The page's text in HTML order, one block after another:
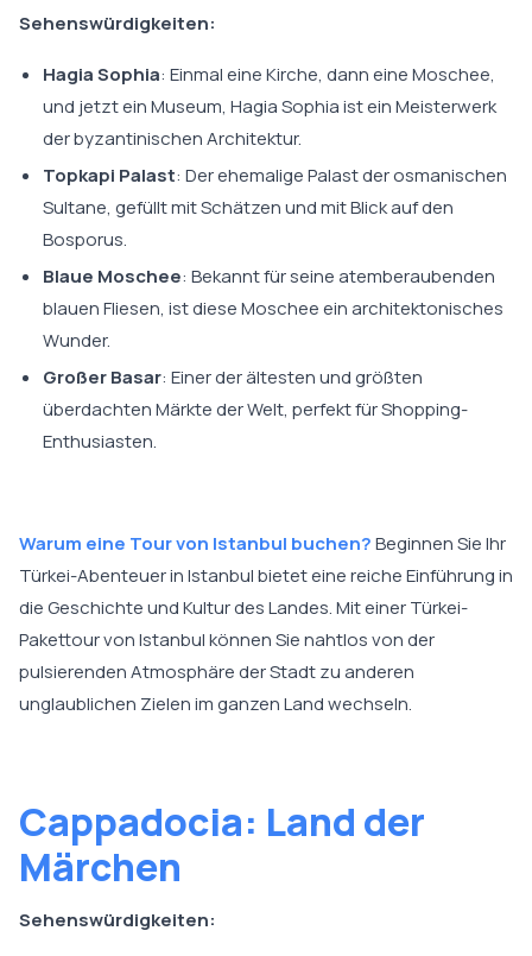
Sehenswürdigkeiten:
Hagia Sophia: Einmal eine Kirche, dann eine Moschee,
und jetzt ein Museum, Hagia Sophia ist ein Meisterwerk
der byzantinischen Architektur.
Topkapi Palast: Der ehemalige Palast der osmanischen
Sultane, gefüllt mit Schätzen und mit Blick auf den
Bosporus.
Blaue Moschee: Bekannt für seine atemberaubenden
blauen Fliesen, ist diese Moschee ein architektonisches
Wunder.
Großer Basar: Einer der ältesten und größten
überdachten Märkte der Welt, perfekt für Shopping-
Enthusiasten.
Warum eine Tour von Istanbul buchen?Beginnen Sie Ihr
Türkei-Abenteuer in Istanbul bietet eine reiche Einführung in
die Geschichte und Kultur des Landes. Mit einer Türkei-
Pakettour von Istanbul können Sie nahtlos von der
pulsierenden Atmosphäre der Stadt zu anderen
unglaublichen Zielen im ganzen Land wechseln.
Cappadocia: Land der
Märchen
Sehenswürdigkeiten: